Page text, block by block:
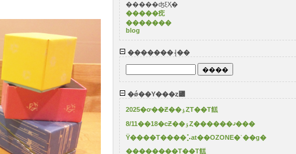
�����ʤξҲ�
�����㽸
�������
blog
�������⸡��
�ǿ��Υ���ȥ꡼
2025�ơ��Ƶ��ٶȤΤ��Τ餻
8/11��18�ϲƵ��ٶȤ������ޤ���
Ÿ����Τ����⡡at��OZONE�ʿ��ɡ�
��������Τ��Τ餻